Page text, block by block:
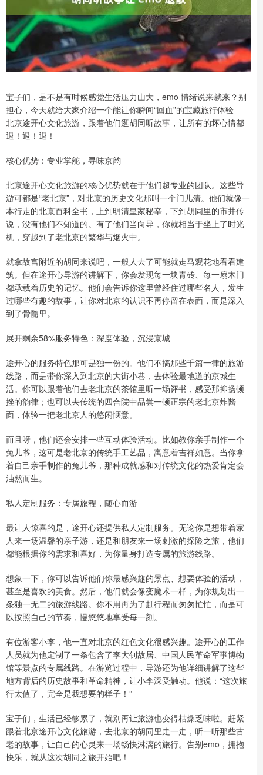
宝子们，是不是有时候感觉生活压力山大，emo 情绪说来就来？别
担心，今天就给大家介绍一个能让你瞬间“回血”的宝藏旅行体验——
北京途开心文化旅游，跟着他们逛胡同听故事，让所有的坏心情都
退！退！退！
核心优势：专业掌舵，寻味京韵
北京途开心文化旅游的核心优势就在于他们超专业的团队。这些导
游可都是“老北京”，对北京的历史文化那叫一个门儿清。他们就像一
本行走的北京百科全书，上到明清皇家秘辛，下到胡同里的市井传
说，没有他们不知道的。有了他们当向导，你就相当于坐上了时光
机，穿越到了老北京的繁华与烟火中。
就拿故宫附近的胡同来说吧，一般人去了可能就走马观花地看看建
筑。但在途开心导游的讲解下，你会发现每一块青砖、每一扇木门
都承载着历史的记忆。他们会告诉你这里曾经住过哪些名人，发生
过哪些有趣的故事，让你对北京的认识不再停留在表面，而是深入
到了骨髓里。
展开剩余58%服务特色：深度体验，沉浸京城
途开心的服务特色那可是独一份的。他们不搞那些千篇一律的旅游
线路，而是带你深入到北京的大街小巷，去体验最地道的京城生
活。你可以跟着他们去老北京的茶馆里听一场评书，感受那抑扬顿
挫的韵律；也可以去传统的四合院中品尝一顿正宗的老北京炸酱
面，体验一把老北京人的悠闲惬意。
而且呀，他们还会安排一些互动体验活动。比如教你亲手制作一个
兔儿爷，这可是老北京的传统手工艺品，寓意着吉祥如意。当你拿
着自己亲手制作的兔儿爷，那种成就感和对传统文化的热爱肯定会
油然而生。
私人定制服务：专属旅程，随心而游
最让人惊喜的是，途开心还提供私人定制服务。无论你是想带着家
人来一场温馨的亲子游，还是和朋友来一场刺激的探险之旅，他们
都能根据你的需求和喜好，为你量身打造专属的旅游线路。
想象一下，你可以告诉他们你最感兴趣的景点、想要体验的活动，
甚至是喜欢的美食。然后，他们就会像变魔术一样，为你规划出一
条独一无二的旅游线路。你不用再为了赶行程而匆匆忙忙，而是可
以按照自己的节奏，慢悠悠地享受每一刻。
有位游客小李，他一直对北京的红色文化很感兴趣。途开心的工作
人员就为他定制了一条包含了李大钊故居、中国人民革命军事博物
馆等景点的专属线路。在游览过程中，导游还为他详细讲解了这些
地方背后的历史故事和革命精神，让小李深受触动。他说：“这次旅
行太值了，完全是我想要的样子！”
宝子们，生活已经够累了，就别再让旅游也变得枯燥乏味啦。赶紧
跟着北京途开心文化旅游，去北京的胡同里走一走，听一听那些古
老的故事，让自己的心灵来一场畅快淋漓的旅行。告别emo，拥抱
快乐，就从这次胡同之旅开始吧！